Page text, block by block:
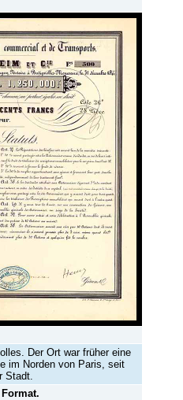
Der Ort war früher eine
im Norden von Paris, seit
Stadt.